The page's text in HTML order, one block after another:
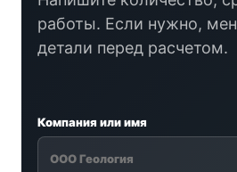
работы. Если нужно,
детали перед расчетом.
Компания или имя